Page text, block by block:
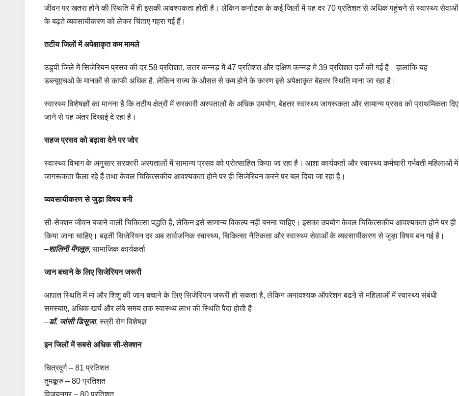
जीवन पर खतरा होने की स्थिति में ही इसकी आवश्यकता होती है। लेकिन कर्नाटक के कई जिलों में यह दर 70 प्रतिशत से अधिक पहुंचने से स्वास्थ्य सेवाओं
के बढ़ते व्यवसायीकरण को लेकर चिंताएं गहरा गई हैं।
तटीय जिलों में अपेक्षाकृत कम मामले
उडुपी जिले में सिजेरियन प्रसव की दर 58 प्रतिशत, उत्तर कन्नड़ में 47 प्रतिशत और दक्षिण कन्नड़ में 39 प्रतिशत दर्ज की गई है। हालांकि यह
डब्ल्यूएचओ के मानकों से काफी अधिक है, लेकिन राज्य के औसत से कम होने के कारण इसे अपेक्षाकृत बेहतर स्थिति माना जा रहा है।
स्वास्थ्य विशेषज्ञों का मानना है कि तटीय क्षेत्रों में सरकारी अस्पतालों के अधिक उपयोग, बेहतर स्वास्थ्य जागरूकता और सामान्य प्रसव को प्राथमिकता दिए
जाने से यह अंतर दिखाई दे रहा है।
सहज प्रसव को बढ़ावा देने पर जोर
स्वास्थ्य विभाग के अनुसार सरकारी अस्पतालों में सामान्य प्रसव को प्रोत्साहित किया जा रहा है। आशा कार्यकर्ता और स्वास्थ्य कर्मचारी गर्भवती महिलाओं में
जागरूकता फैला रहे हैं तथा केवल चिकित्सकीय आवश्यकता होने पर ही सिजेरियन करने पर बल दिया जा रहा है।
व्यवसायीकरण से जुड़ा विषय बनी
सी-सेक्शन जीवन बचाने वाली चिकित्सा पद्धति है, लेकिन इसे सामान्य विकल्प नहीं बनना चाहिए। इसका उपयोग केवल चिकित्सकीय आवश्यकता होने पर ही
किया जाना चाहिए। बढ़ती सिजेरियन दर अब सार्वजनिक स्वास्थ्य, चिकित्सा नैतिकता और स्वास्थ्य सेवाओं के व्यवसायीकरण से जुड़ा विषय बन गई है।
–शालिनी मेंगलूरु, सामाजिक कार्यकर्ता
जान बचाने के लिए सिजेरियन जरूरी
आपात स्थिति में मां और शिशु की जान बचाने के लिए सिजेरियन जरूरी हो सकता है, लेकिन अनावश्यक ऑपरेशन बढऩे से महिलाओं में स्वास्थ्य संबंधी
समस्याएं, अधिक खर्च और लंबे समय तक स्वास्थ्य लाभ की स्थिति पैदा होती है।
–डॉ. जांसी डिसूजा, स्त्री रोग विशेषज्ञ
इन जिलों में सबसे अधिक सी-सेक्शन
चित्रदुर्ग – 81 प्रतिशत
तुमकूरु – 80 प्रतिशत